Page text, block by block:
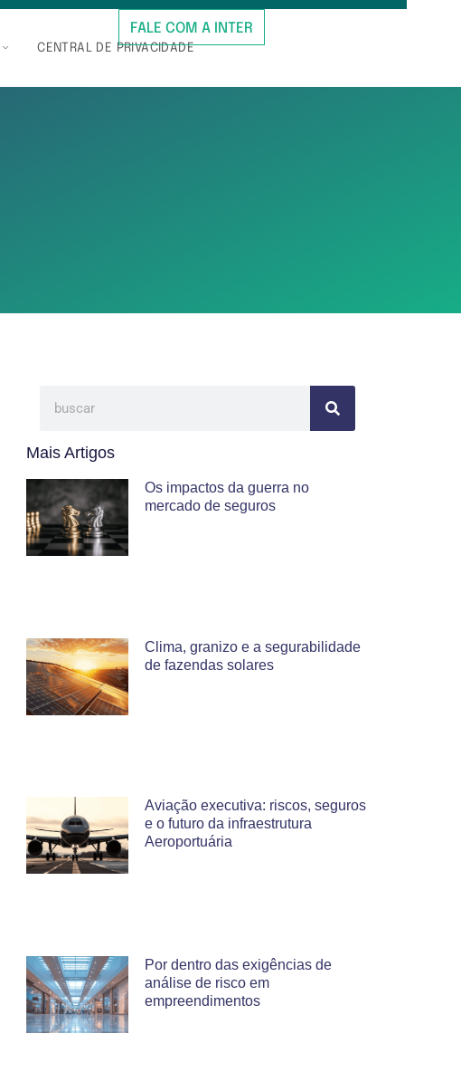
CENTRAL DE PRIVACIDADE
FALE COM A INTER
Mais Artigos
Os impactos da guerra no
mercado de seguros
Clima, granizo e a segurabilidade
de fazendas solares
Aviação executiva: riscos, seguros
e o futuro da infraestrutura
Aeroportuária
Por dentro das exigências de
análise de risco em
empreendimentos